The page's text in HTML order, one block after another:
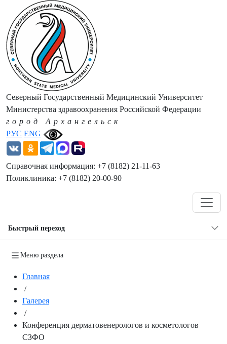
РУС ENG
Северный Государственный Медицинский Университет
Министерства здравоохранения Российской Федерации
город Архангельск
Справочная информация: +7 (8182) 21-11-63
Поликлиника: +7 (8182) 20-00-90
Быстрый переход
Меню раздела
Главная
/
Галерея
/
Конференция дерматовенерологов и косметологов
СЗФО